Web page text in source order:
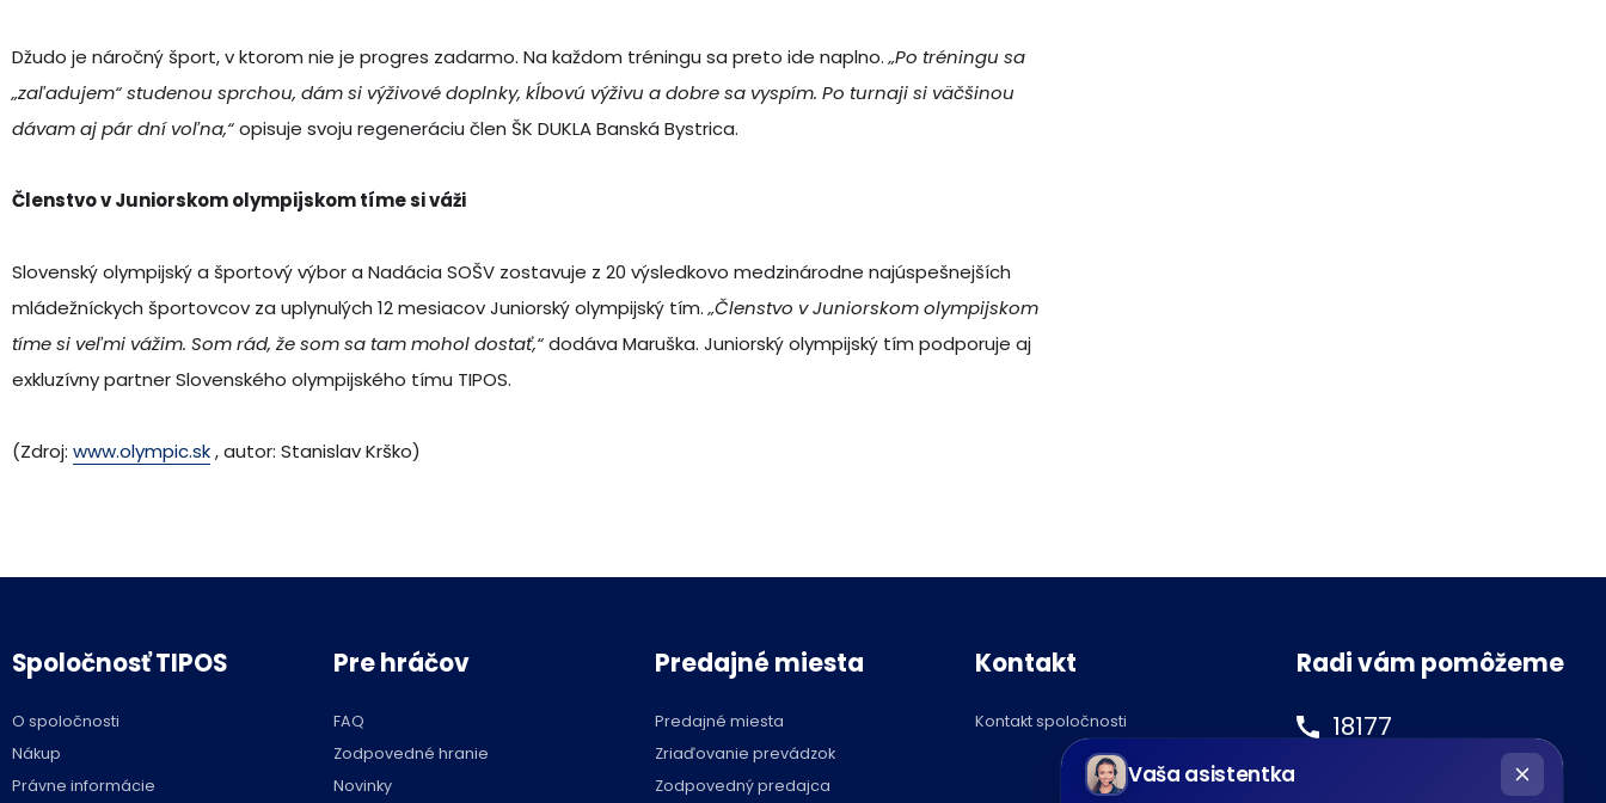
Džudo je náročný šport, v ktorom nie je progres zadarmo. Na každom tréningu sa preto ide naplno.„Po tréningu sa
„zaľadujem“ studenou sprchou, dám si výživové doplnky, kĺbovú výživu a dobre sa vyspím. Po turnaji si väčšinou
dávam aj pár dní voľna,“opisuje svoju regeneráciu člen ŠK DUKLA Banská Bystrica.
Členstvo v Juniorskom olympijskom tíme si váži
Slovenský olympijský a športový výbor a Nadácia SOŠV zostavuje z 20 výsledkovo medzinárodne najúspešnejších
mládežníckych športovcov za uplynulých 12 mesiacov Juniorský olympijský tím.„Členstvo v Juniorskom olympijskom
tíme si veľmi vážim. Som rád, že som sa tam mohol dostať,“dodáva Maruška. Juniorský olympijský tím podporuje aj
exkluzívny partner Slovenského olympijského tímu TIPOS.
(Zdroj: www.olympic.sk, autor: Stanislav Krško)
Radi vám pomôžeme
18177
podnety@tipos.sk
Spoločnosť TIPOS
O spoločnosti
Nákup
Právne informácie
Pre hráčov
FAQ
Zodpovedné hranie
Novinky
Predajné miesta
Predajné miesta
Zriaďovanie prevádzok
Zodpovedný predajca
Kontakt
Kontakt spoločnosti
Vaša asistentka
Chatbot
píše